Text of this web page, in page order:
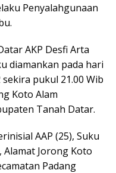
Penyalahgunaan
AKP Desfi Arta
diamankan pada hari
pukul 21.00 Wib
Koto Alam
Tanah Datar.
AAP (25), Suku
Alamat Jorong Koto
Padang